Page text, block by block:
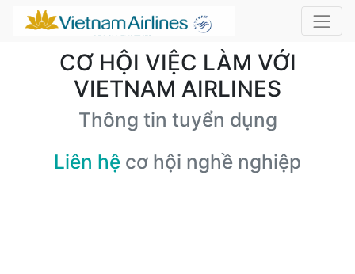
CƠ HỘI VIỆC LÀM VỚI
VIETNAM AIRLINES
Thông tin tuyển dụng
Liên hệ cơ hội nghề nghiệp